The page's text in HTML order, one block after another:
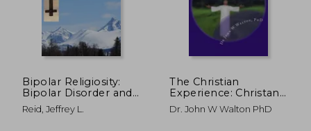
45%
dcto.
$ 64.79 45%
dcto.
$
Bipolar Religiosity:
Bipolar Disorder and
My Religious
Experience (en
Reid, Jeffrey L.
The Christian
Experience: Christan
is as Christian does
Dr. John W Walton PhD